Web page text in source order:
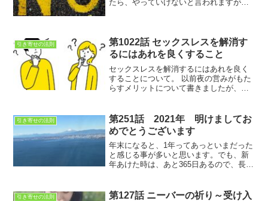
たら、やっていけないと言われますが、
もなります。だから大きな声で僕は嫌だ‼
と言いましょう
引き寄せの法則
第1022話 セックスレスを解消す
るにはあれを良くすること
セックスレスを解消するにはあれを良く
することに ついて。 以前夜の営みがもた
らすメリットについて書きましたが、今
には血行を良くすること。そのために
は、マッサージなども有効ですね
引き寄せの法則
第251話 2021年 明けましてお
めでとうございます
年末になると、1年ってあっといまだった
と感じる事が多いと思います。でも、新
年あけた時は、あと365日あるので、長く
引き寄せの法則
第127話 ニーバーの祈り～受け入